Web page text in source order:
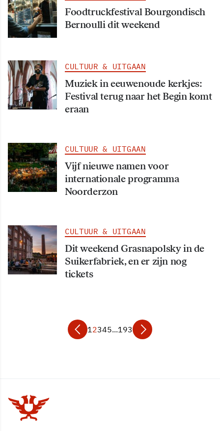
Foodtruckfestival Bourgondisch
Bernoulli dit weekend
CULTUUR & UITGAAN
Muziek in eeuwenoude kerkjes:
Festival terug naar het Begin komt
eraan
CULTUUR & UITGAAN
Vijf nieuwe namen voor
internationale programma
Noorderzon
CULTUUR & UITGAAN
Dit weekend Grasnapolsky in de
Suikerfabriek, en er zijn nog
tickets
12345...193